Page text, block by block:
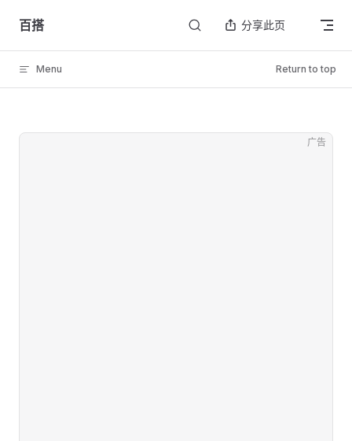
Skip to content
百搭 分享此页
Menu Return to top
广告